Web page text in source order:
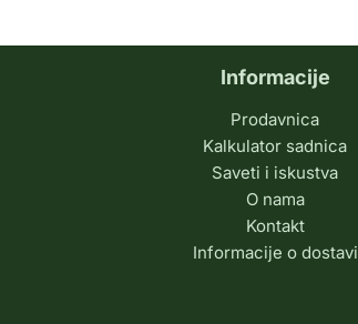
Informacije
Prodavnica
Kalkulator sadnica
Saveti i iskustva
O nama
Kontakt
Informacije o dostavi